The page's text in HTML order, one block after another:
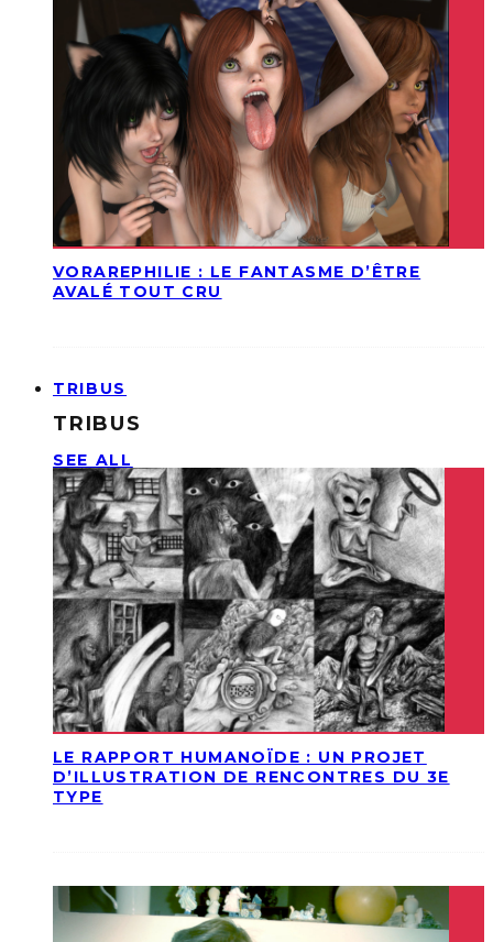
VORAREPHILIE : LE FANTASME D’ÊTRE
AVALÉ TOUT CRU
TRIBUS
TRIBUS
SEE ALL
LE RAPPORT HUMANOÏDE : UN PROJET
D’ILLUSTRATION DE RENCONTRES DU 3E
TYPE